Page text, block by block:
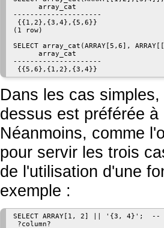
      array_cat
---------------------
{{1,2},{3,4},{5,6}}
(1 row)
SELECT array_cat(ARRAY[5,6],
      array_cat
---------------------
{{5,6},{1,2},{3,4}}
Dans les cas
dessus est préférée
Néanmoins, comme
pour servir les trois
de l'utilisation d'une
exemple :
SELECT ARRAY[1, 2] || '{3, 4}';
?column?